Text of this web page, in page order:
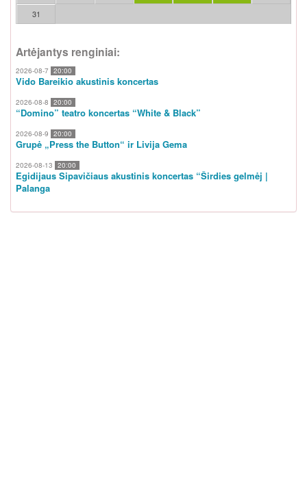
31
Artėjantys renginiai:
2026-08-7 20:00
Vido Bareikio akustinis koncertas
2026-08-8 20:00
“Domino” teatro koncertas “White & Black”
2026-08-9 20:00
Grupė „Press the Button“ ir Livija Gema
2026-08-13 20:00
Egidijaus Sipavičiaus akustinis koncertas “Širdies gelmėj |
Palanga